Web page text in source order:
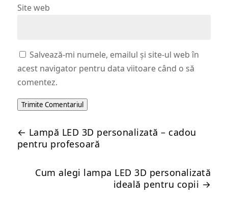
Site web
Salvează-mi numele, emailul și site-ul web în
acest navigator pentru data viitoare când o să
comentez.
Trimite Comentariul
← Lampă LED 3D personalizată – cadou
pentru profesoară
Cum alegi lampa LED 3D personalizată
ideală pentru copii →